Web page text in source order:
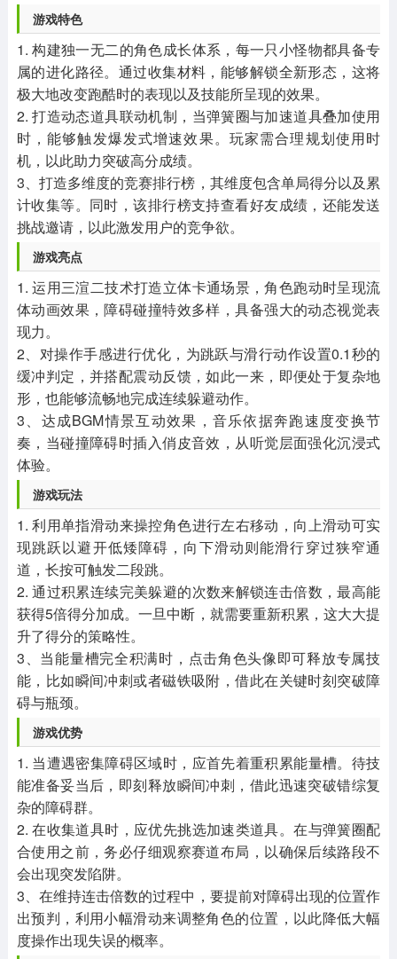
游戏特色
1. 构建独一无二的角色成长体系，每一只小怪物都具备专
属的进化路径。通过收集材料，能够解锁全新形态，这将
极大地改变跑酷时的表现以及技能所呈现的效果。
2. 打造动态道具联动机制，当弹簧圈与加速道具叠加使用
时，能够触发爆发式增速效果。玩家需合理规划使用时
机，以此助力突破高分成绩。
3、打造多维度的竞赛排行榜，其维度包含单局得分以及累
计收集等。同时，该排行榜支持查看好友成绩，还能发送
挑战邀请，以此激发用户的竞争欲。
游戏亮点
1. 运用三渲二技术打造立体卡通场景，角色跑动时呈现流
体动画效果，障碍碰撞特效多样，具备强大的动态视觉表
现力。
2、对操作手感进行优化，为跳跃与滑行动作设置0.1秒的
缓冲判定，并搭配震动反馈，如此一来，即便处于复杂地
形，也能够流畅地完成连续躲避动作。
3、达成BGM情景互动效果，音乐依据奔跑速度变换节
奏，当碰撞障碍时插入俏皮音效，从听觉层面强化沉浸式
体验。
游戏玩法
1. 利用单指滑动来操控角色进行左右移动，向上滑动可实
现跳跃以避开低矮障碍，向下滑动则能滑行穿过狭窄通
道，长按可触发二段跳。
2. 通过积累连续完美躲避的次数来解锁连击倍数，最高能
获得5倍得分加成。一旦中断，就需要重新积累，这大大提
升了得分的策略性。
3、当能量槽完全积满时，点击角色头像即可释放专属技
能，比如瞬间冲刺或者磁铁吸附，借此在关键时刻突破障
碍与瓶颈。
游戏优势
1. 当遭遇密集障碍区域时，应首先着重积累能量槽。待技
能准备妥当后，即刻释放瞬间冲刺，借此迅速突破错综复
杂的障碍群。
2. 在收集道具时，应优先挑选加速类道具。在与弹簧圈配
合使用之前，务必仔细观察赛道布局，以确保后续路段不
会出现突发陷阱。
3、在维持连击倍数的过程中，要提前对障碍出现的位置作
出预判，利用小幅滑动来调整角色的位置，以此降低大幅
度操作出现失误的概率。